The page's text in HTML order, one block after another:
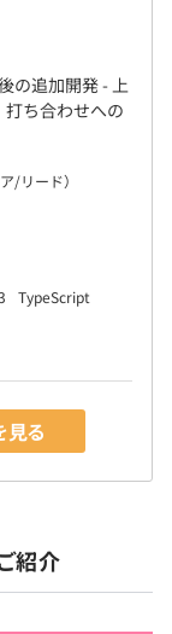
の追加開発 - 上
ち合わせへの
/リード）
TypeScript
見る
紹介